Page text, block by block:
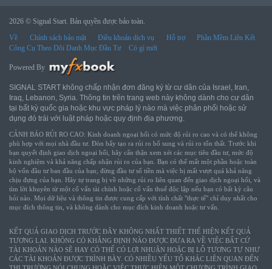
2026 © Signal Start. Bản quyền được bảo toàn.
Về
Chính sách bảo mật Điều khoản dịch vụ Hỗ trợ
Phần Mềm Liên Kết
Công Cụ Theo Dõi Danh Mục Đầu Tư
Có gì mới
Powered By
SIGNAL START không chấp nhận đơn đăng ký từ cư dân của Israel, Iran,
Iraq, Lebanon, Syria. Thông tin trên trang web này không dành cho cư dân
tại bất kỳ quốc gia hoặc khu vực pháp lý nào mà việc phân phối hoặc sử
dụng đó trái với luật pháp hoặc quy định địa phương.
CẢNH BÁO RỦI RO CAO: Kinh doanh ngoại hối có mức độ rủi ro cao và có thể không
phù hợp với mọi nhà đầu tư. Đòn bẩy tạo ra rủi ro bổ sung và rủi ro tổn thất. Trước khi
bạn quyết định giao dịch ngoại hối, hãy cẩn thận xem xét các mục tiêu đầu tư, mức độ
kinh nghiệm và khả năng chấp nhận rủi ro của bạn. Bạn có thể mất một phần hoặc toàn
bộ vốn đầu tư ban đầu của bạn; đừng đầu tư số tiền mà việc bị mất vượt quá khả năng
chịu đựng của bạn. Hãy tự trang bị về những rủi ro liên quan đến giao dịch ngoại hối, và
tìm lời khuyên từ một cố vấn tài chính hoặc cố vấn thuế độc lập nếu bạn có bất kỳ câu
hỏi nào. Mọi dữ liệu và thông tin được cung cấp với tính chất "thực tế" chỉ duy nhất cho
mục đích thông tin, và không dành cho mục đích kinh doanh hoặc tư vấn.
KẾT QUẢ GIAO DỊCH TRƯỚC ĐÂY KHÔNG NHẤT THIẾT THỂ HIỆN KẾT QUẢ
TƯƠNG LAI. KHÔNG CÓ KHẲNG ĐỊNH NÀO ĐƯỢC ĐƯA RA VỀ VIỆC BẤT CỨ
TÀI KHOẢN NÀO SẼ HAY CÓ THỂ CÓ LỢI NHUẬN HOẶC BỊ LỖ TƯƠNG TỰ NHƯ
CÁC TÀI KHOẢN ĐƯỢC TRÌNH BÀY. CÓ NHIỀU YẾU TỐ KHÁC LIÊN QUAN ĐẾN